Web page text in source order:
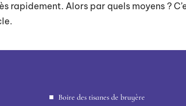
rapidement. Alors par quels moyens ?
Boire des tisanes de bruyère